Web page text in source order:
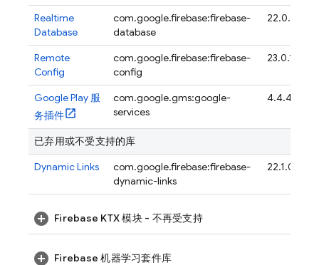
Realtime
Database
com.google.firebase:firebase-
database
22.0.1
Remote
Config
com.google.firebase:firebase-
config
23.0.1
Google Play 服
务插件
com.google.gms:google-
services
4.4.4
已弃用或不受支持的库
Dynamic Links
com.google.firebase:firebase-
dynamic-links
22.1.0
Firebase KTX 模块 - 不再受支持
Firebase 机器学习套件库